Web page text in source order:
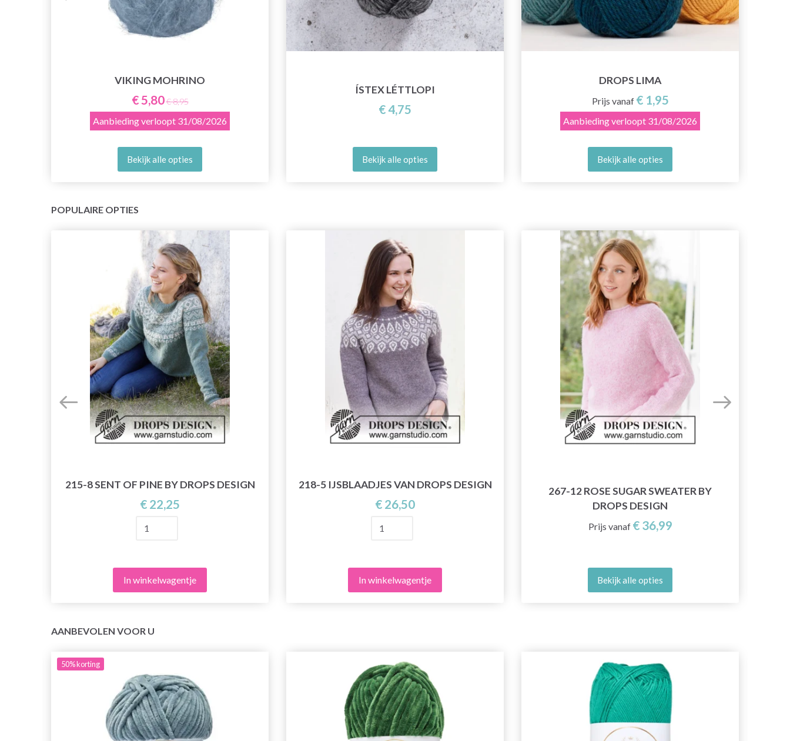
VIKING MOHRINO
€ 5,80€ 8,95
Aanbieding verloopt 31/08/2026
Bekijk alle opties
ÍSTEX LÉTTLOPI
€ 4,75
Bekijk alle opties
DROPS LIMA
Prijs vanaf € 1,95
Aanbieding verloopt 31/08/2026
Bekijk alle opties
POPULAIRE OPTIES
215-8 SENT OF PINE BY DROPS DESIGN
€ 22,25
In winkelwagentje
218-5 IJSBLAADJES VAN DROPS DESIGN
€ 26,50
In winkelwagentje
267-12 ROSE SUGAR SWEATER BY
DROPS DESIGN
Prijs vanaf € 36,99
Bekijk alle opties
AANBEVOLEN VOOR U
50%korting